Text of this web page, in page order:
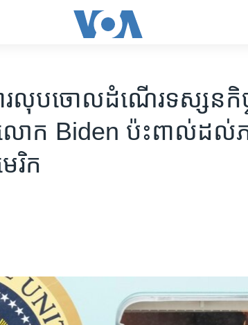
ារ​លុបចោល​ដំណើរ​ទស្សនកិ
ោក Biden ប៉ះពាល់​ដល់​
រិក